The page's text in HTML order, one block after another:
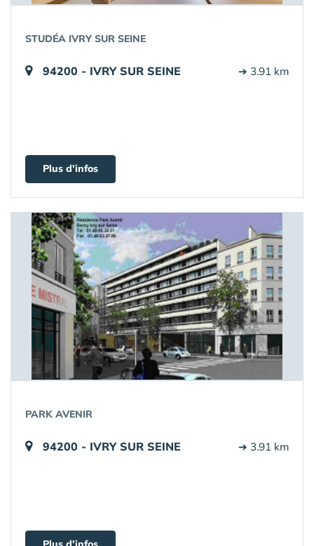
STUDÉA IVRY SUR SEINE
94200 - IVRY SUR SEINE ➔ 3.91 km
Plus d'infos
PARK AVENIR
94200 - IVRY SUR SEINE ➔ 3.91 km